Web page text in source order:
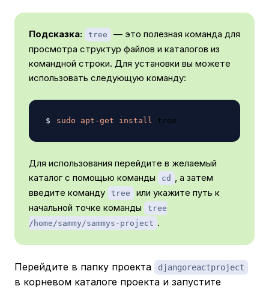
Подсказка: tree
— это полезная команда для
просмотра структур файлов и каталогов из
командной строки. Для установки вы можете
использовать следующую команду:
sudo apt-get install
Для использования перейдите в желаемый
каталог с помощью команды
cd , а затем
введите команду
tree
или укажите путь к
начальной точке команды
tree
/home/sammy/sammys-project .
Перейдите в папку проекта djangoreactproject
в корневом каталоге проекта и запустите